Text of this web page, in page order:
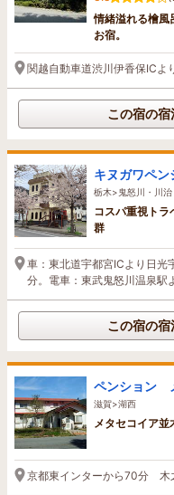
情緒溢れる檜風
お宿。
関越自動車道渋川伊香保ICよ
この宿の
キヌガワペ
栃木>鬼怒川・川
コスパ重視トラ
群
車：東北道宇都宮ICより日光
分。電車：東武鬼怒川温泉駅
この宿の
ペンション
滋賀>湖西
メタセコイア
京都東インターから70分